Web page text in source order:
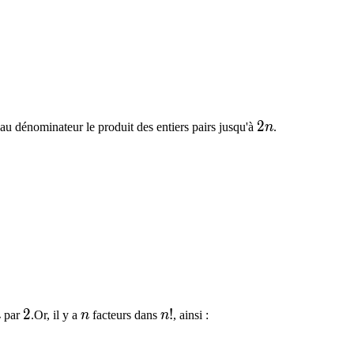
dénominateur le produit des entiers pairs jusqu'à 2n
2n.
n
par 2
2.Or, il y a n
nfacteurs dans n!
n!, ainsi :
n!.